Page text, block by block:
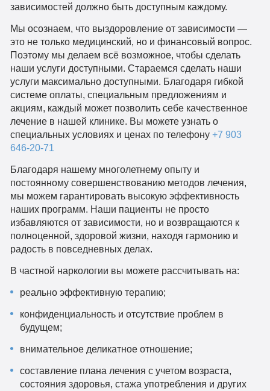
зависимостей должно быть доступным каждому.
Мы осознаем, что выздоровление от зависимости —
это не только медицинский, но и финансовый вопрос.
Поэтому мы делаем всё возможное, чтобы сделать
наши услуги доступными. Стараемся сделать наши
услуги максимально доступными. Благодаря гибкой
системе оплаты, специальным предложениям и
акциям, каждый может позволить себе качественное
лечение в нашей клинике. Вы можете узнать о
специальных условиях и ценах по телефону +7 903
646-20-71
Благодаря нашему многолетнему опыту и
постоянному совершенствованию методов лечения,
мы можем гарантировать высокую эффективность
наших программ. Наши пациенты не просто
избавляются от зависимости, но и возвращаются к
полноценной, здоровой жизни, находя гармонию и
радость в повседневных делах.
В частной наркологии вы можете рассчитывать на:
реально эффективную терапию;
конфиденциальность и отсутствие проблем в
будущем;
внимательное деликатное отношение;
составление плана лечения с учетом возраста,
состояния здоровья, стажа употребления и других